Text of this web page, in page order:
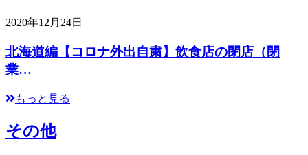
2020年12月24日
北海道編【コロナ外出自粛】飲食店の閉店（閉
業…
もっと見る
その他